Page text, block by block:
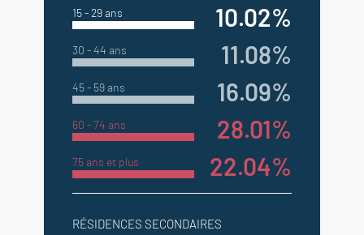
15 - 29 ans 10.02%
30 - 44 ans 11.08%
45 - 59 ans 16.09%
60 - 74 ans 28.01%
75 ans et plus 22.04%
RÉSIDENCES SECONDAIRES